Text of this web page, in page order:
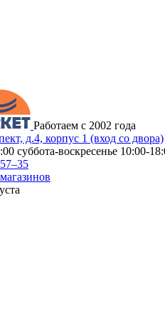
Работаем с 2002 года
д.4, корпус 1 (вход со двора)
суббота-воскресенье 10:00-